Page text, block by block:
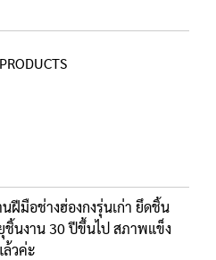
PRODUCTS
ฝีมือช่างฮ่องกงรุ่นเก่า ยึดชิ้น
ชิ้นงาน 30 ปีขึ้นไป สภาพแข็ง
วค่ะ